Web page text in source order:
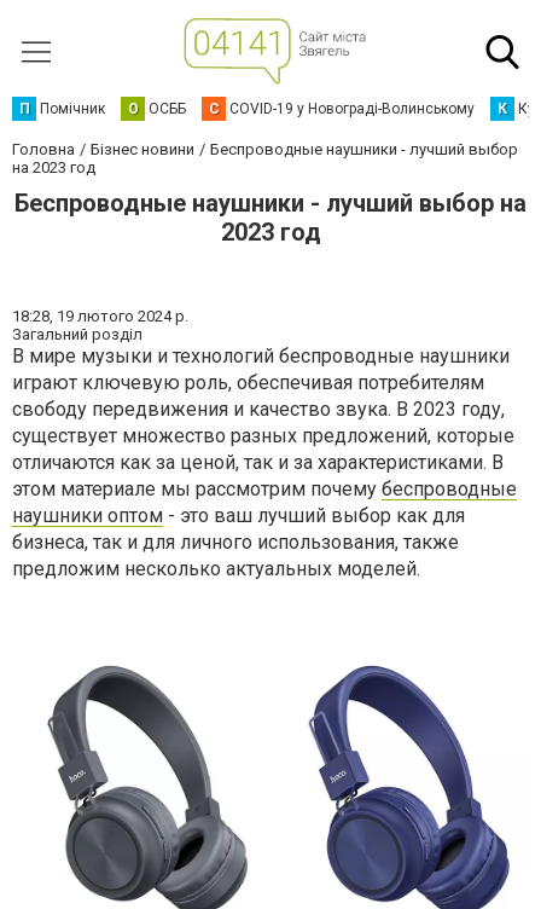
П Помічник О ОСББ C COVID-19 у Новограді-Волинському К
Головна Бізнес новини
Беспроводные наушники - лучший выбор
на 2023 год
Беспроводные наушники - лучший выбор на
2023 год
18:28, 19 лютого 2024 р.
Загальний розділ
В мире музыки и технологий беспроводные наушники
играют ключевую роль, обеспечивая потребителям
свободу передвижения и качество звука. В 2023 году,
существует множество разных предложений, которые
отличаются как за ценой, так и за характеристиками. В
этом материале мы рассмотрим почему беспроводные
наушники оптом - это ваш лучший выбор как для
бизнеса, так и для личного использования, также
предложим несколько актуальных моделей.